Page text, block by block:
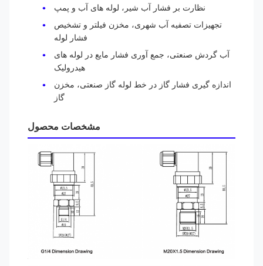
نظارت بر فشار آب شیر، لوله های آب و پمپ
تجهیزات تصفیه آب شهری، مخزن فیلتر و تشخیص
فشار لوله
آب گردش صنعتی، جمع آوری فشار مایع در لوله های
هیدرولیک
اندازه گیری فشار گاز در خط لوله گاز صنعتی، مخزن
مشخصات محصول